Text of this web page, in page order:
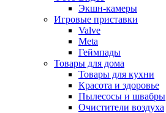
Экшн-камеры
Игровые приставки
Valve
Meta
Геймпады
Товары для дома
Товары для кухни
Красота и здоровье
Пылесосы и швабры
Очистители воздуха